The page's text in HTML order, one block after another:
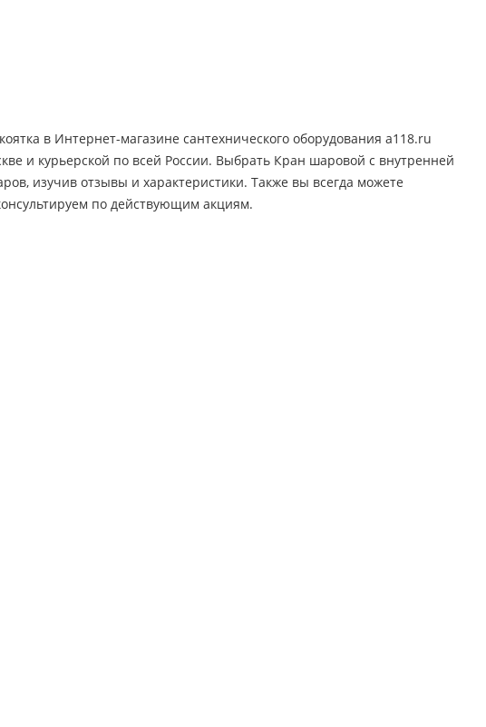
в Интернет-магазине сантехнического оборудования a118.ru
и курьерской по всей России. Выбрать Кран шаровой с внутренней
изучив отзывы и характеристики. Также вы всегда можете
по действующим акциям.